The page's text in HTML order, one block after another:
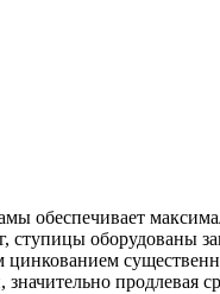
обеспечивает
ступицы
продлевая